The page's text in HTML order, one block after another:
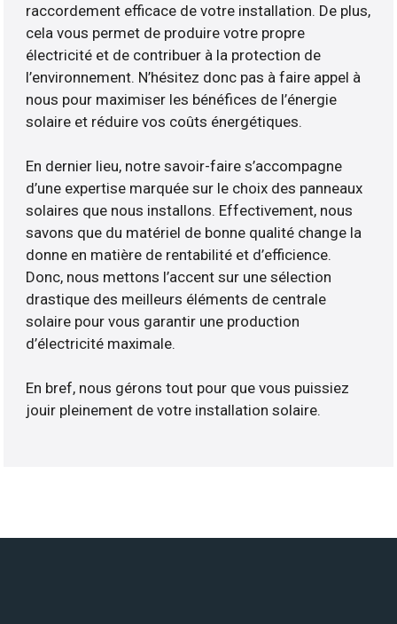
raccordement efficace de votre installation. De plus,
cela vous permet de produire votre propre
électricité et de contribuer à la protection de
l’environnement. N’hésitez donc pas à faire appel à
nous pour maximiser les bénéfices de l’énergie
solaire et réduire vos coûts énergétiques.
En dernier lieu, notre savoir-faire s’accompagne
d’une expertise marquée sur le choix des panneaux
solaires que nous installons. Effectivement, nous
savons que du matériel de bonne qualité change la
donne en matière de rentabilité et d’efficience.
Donc, nous mettons l’accent sur une sélection
drastique des meilleurs éléments de centrale
solaire pour vous garantir une production
d’électricité maximale.
En bref, nous gérons tout pour que vous puissiez
jouir pleinement de votre installation solaire.